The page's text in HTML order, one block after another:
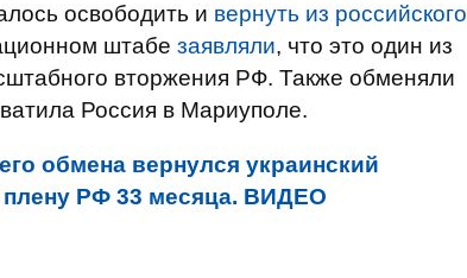
освободить и вернуть из российского
штабе заявляли, что это один из
вторжения РФ. Также обменяли
Россия в Мариуполе.
обмена вернулся украинский
РФ 33 месяца. ВИДЕО